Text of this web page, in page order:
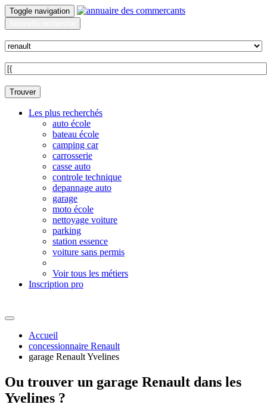
Toggle navigation
Trouver
Les plus recherchés
auto école
bateau école
camping car
carrosserie
casse auto
controle technique
depannage auto
garage
moto école
nettoyage voiture
parking
station essence
voiture sans permis
Voir tous les métiers
Inscription pro
Accueil
concessionnaire Renault
garage Renault Yvelines
Ou trouver un garage Renault dans les
Yvelines ?